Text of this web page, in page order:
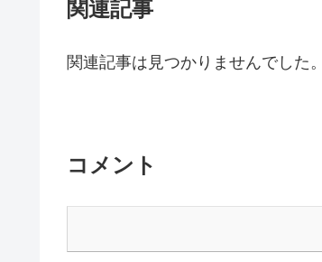
関連記事
関連記事は見つかりませんでした。
コメント